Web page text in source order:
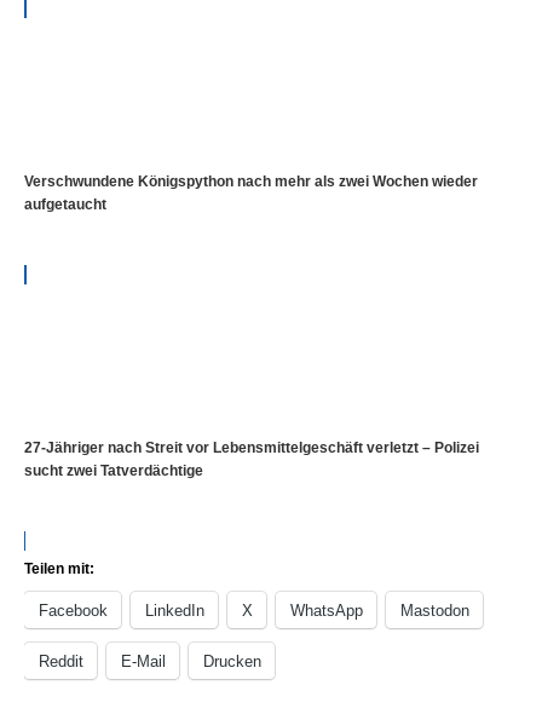
Verschwundene Königspython nach mehr als zwei Wochen wieder
aufgetaucht
27-Jähriger nach Streit vor Lebensmittelgeschäft verletzt – Polizei
sucht zwei Tatverdächtige
Teilen mit:
Facebook LinkedIn X WhatsApp Mastodon
Reddit E-Mail Drucken